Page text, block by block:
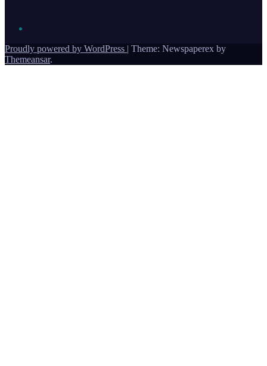
Proudly powered by WordPress | Theme: Newspaperex by
Themeansar.